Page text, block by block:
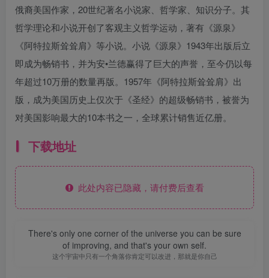
俄裔美国作家，20世纪著名小说家、哲学家、知识分子。其
哲学理论和小说开创了客观主义哲学运动，著有《源泉》
《阿特拉斯耸耸肩》等小说。小说《源泉》1943年出版后立
即成为畅销书，并为安•兰德赢得了巨大的声誉，至今仍以每
年超过10万册的数量再版。1957年《阿特拉斯耸耸肩》出
版，成为美国历史上仅次于《圣经》的超级畅销书，被誉为
对美国影响最大的10本书之一，全球累计销售近亿册。
下载地址
此处内容已隐藏，请付费后查看
There's only one corner of the universe you can be sure
of improving, and that's your own self.
这个宇宙中只有一个角落你肯定可以改进，那就是你自己